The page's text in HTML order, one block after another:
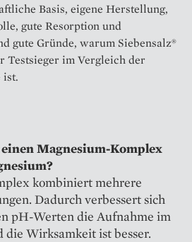
Basis, eigene Herstellung,
gute Resorption und
gute Gründe, warum Siebensalz®
Testsieger im Vergleich der
ist.
Magnesium-Komplex
kombiniert mehrere
Dadurch verbessert sich
pH-Werten die Aufnahme im
Wirksamkeit ist besser.